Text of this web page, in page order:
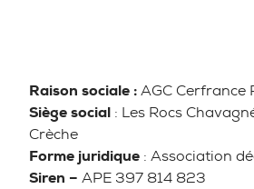
Raison sociale :AGC
Siège social : Les Rocs
Crèche
Forme juridique : Association
Siren – APE 397 814 823